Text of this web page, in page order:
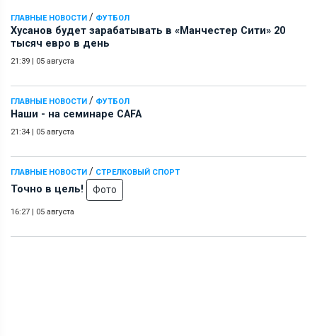
ГЛАВНЫЕ НОВОСТИ / ФУТБОЛ
Хусанов будет зарабатывать в «Манчестер Сити» 20
тысяч евро в день
21:39 05 августа
ГЛАВНЫЕ НОВОСТИ / ФУТБОЛ
Наши - на семинаре СAFA
21:34 05 августа
ГЛАВНЫЕ НОВОСТИ / СТРЕЛКОВЫЙ СПОРТ
Точно в цель! Фото
16:27 05 августа